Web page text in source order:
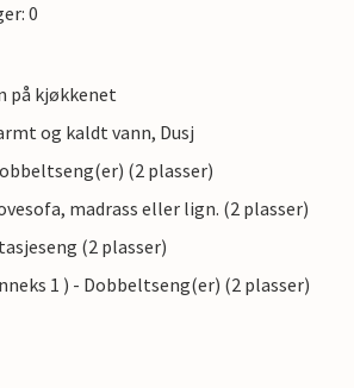
0
på kjøkkenet
og kaldt vann, Dusj
(2 plasser)
madrass eller lign. (2 plasser)
(2 plasser)
1 ) - Dobbeltseng(er) (2 plasser)